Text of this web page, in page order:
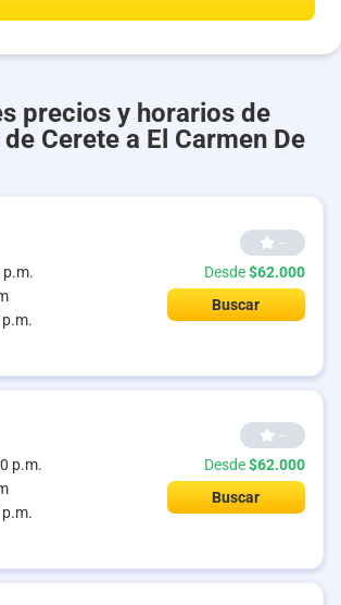
precios y horarios de
Cerete a El Carmen De
p.m.
--
Desde$62.000
Buscar
p.m.
--
Desde$62.000
Buscar